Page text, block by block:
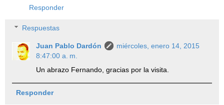
Responder
Respuestas
Juan Pablo Dardón
miércoles, enero 14, 2015
8:47:00 a. m.
Un abrazo Fernando, gracias por la visita.
Responder